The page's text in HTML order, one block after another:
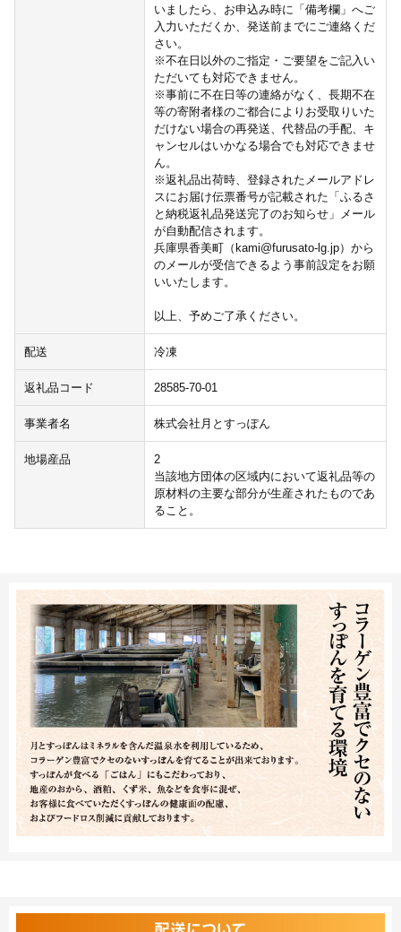
いましたら、お申込み時に「備考欄」へご
入力いただくか、発送前までにご連絡くだ
さい。
※不在日以外のご指定・ご要望をご記入い
ただいても対応できません。
※事前に不在日等の連絡がなく、長期不在
等の寄附者様のご都合によりお受取りいた
だけない場合の再発送、代替品の手配、キ
ャンセルはいかなる場合でも対応できませ
ん。
※返礼品出荷時、登録されたメールアドレ
スにお届け伝票番号が記載された「ふるさ
と納税返礼品発送完了のお知らせ」メール
が自動配信されます。
兵庫県香美町（kami@furusato-lg.jp）から
のメールが受信できるよう事前設定をお願
いいたします。
以上、予めご了承ください。
配送 冷凍
返礼品コード 28585-70-01
事業者名 株式会社月とすっぽん
地場産品
2
当該地方団体の区域内において返礼品等の
原材料の主要な部分が生産されたものであ
ること。